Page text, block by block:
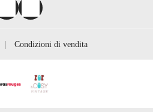
Condizioni di vendita